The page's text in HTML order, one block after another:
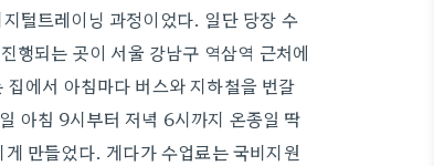
털트레이닝 과정이었다. 일단 당장 수
행되는 곳이 서울 강남구 역삼역 근처에
에서 아침마다 버스와 지하철을 번갈
아침 9시부터 저녁 6시까지 온종일 딱
만들었다. 게다가 수업료는 국비지원